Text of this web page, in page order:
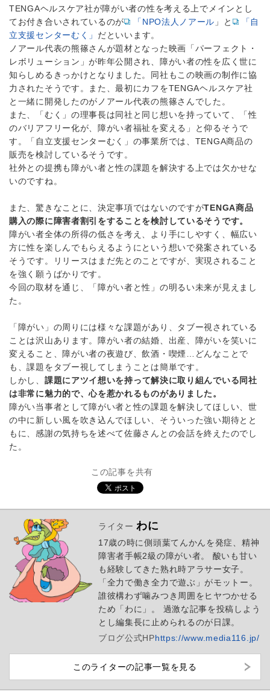
TENGAヘルスケア社が障がい者の性を考える上でメインとし
てお付き合いされているのが
「NPO法人ノアール 」と
「自
立支援センターむく」 だといいます。
ノアール代表の熊篠さんが題材となった映画「パーフェクト・
レボリューション」が昨年公開され、障がい者の性を広く世に
知らしめるきっかけとなりました。同社もこの映画の制作に協
力されたそうです。また、最初にカフをTENGAヘルスケア社
と一緒に開発したのがノアール代表の熊篠さんでした。
また、「むく」の理事長は同社と同じ想いを持っていて、「性
のバリアフリー化が、障がい者福祉を変える」と仰るそうで
す。「自立支援センターむく」の事業所では、TENGA商品の
販売を検討しているそうです。
社外との提携も障がい者と性の課題を解決する上では欠かせな
いのですね。
また、驚きなことに、決定事項ではないのですがTENGA商品
購入の際に障害者割引をすることを検討しているそうです。
障がい者全体の所得の低さを考え、より手にしやすく、幅広い
方に性を楽しんでもらえるようにという想いで発案されている
そうです。リリースはまだ先とのことですが、実現されること
を強く願うばかりです。
今回の取材を通じ、「障がい者と性」の明るい未来が見えまし
た。
「障がい」の周りには様々な課題があり、タブー視されている
ことは沢山あります。障がい者の結婚、出産、障がいを笑いに
変えること、障がい者の夜遊び、飲酒・喫煙…どんなことで
も、課題をタブー視してしまうことは簡単です。
しかし、 課題にアツイ想いを持って解決に取り組んでいる同社
は非常に魅力的で、心を惹かれるものがありました。
障がい当事者として障がい者と性の課題を解決してほしい、世
の中に新しい風を吹き込んでほしい、そういった強い期待とと
もに、感謝の気持ちを述べて佐藤さんとの会話を終えたのでし
た。
この記事を共有
ライターわに
17歳の時に側頭葉てんかんを発症、精神
障害者手帳2級の障がい者。 酸いも甘い
も経験してきた熟れ時アラサー女子。
「全力で働き全力で遊ぶ」がモットー。
誰彼構わず噛みつき周囲をヒヤつかせる
ため「わに」。 過激な記事を投稿しよう
とし編集長に止められるのが日課。
ブログ公式HPhttps://www.media116.jp/
このライターの記事一覧を見る